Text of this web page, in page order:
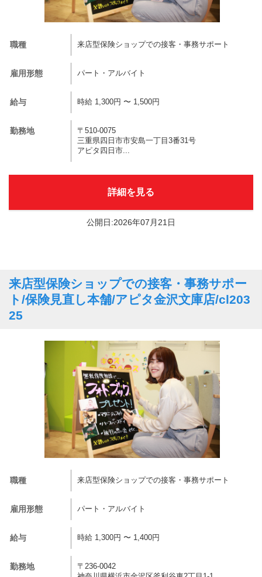
職種 来店型保険ショップでの接客・事務サポート
雇用形態 パート・アルバイト
給与 時給 1,300円 〜 1,500円
勤務地
〒510-0075
三重県四日市市安島一丁目3番31号
アピタ四日市...
詳細を見る
公開日:2026年07月21日
来店型保険ショップでの接客・事務サポー
ト/保険見直し本舗/アピタ金沢文庫店/cl203
25
職種 来店型保険ショップでの接客・事務サポート
雇用形態 パート・アルバイト
給与 時給 1,300円 〜 1,400円
勤務地
〒236-0042